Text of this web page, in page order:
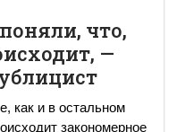
что,
—
как и в остальном
закономерное